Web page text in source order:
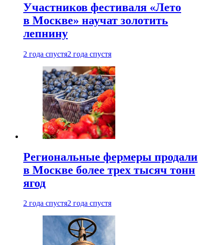
Участников фестиваля «Лето
в Москве» научат золотить
лепнину
2 года спустя2 года спустя
Региональные фермеры продали
в Москве более трех тысяч тонн
ягод
2 года спустя2 года спустя